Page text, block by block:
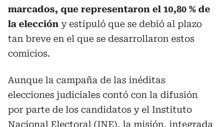
marcados, que representaron el 10,80 % de
la elección y estipuló que se debió al plazo
tan breve en el que se desarrollaron estos
comicios.
Aunque la campaña de las inéditas
elecciones judiciales contó con la difusión
por parte de los candidatos y el Instituto
Nacional Electoral (INE), la misión, integrada